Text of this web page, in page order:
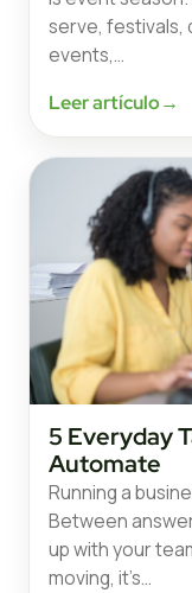
serve, festivals,
events,…
Leer artículo→
5 Everyday
Automate
Running a
Between
up with your
moving, it’s…